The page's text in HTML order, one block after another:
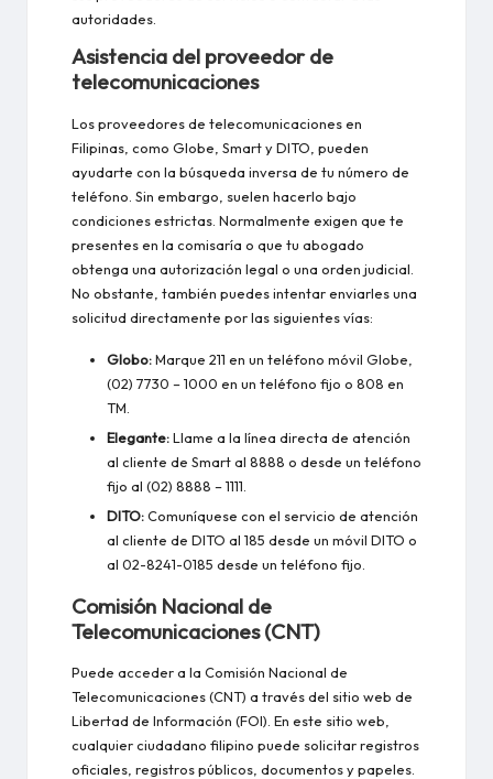
autoridades.
Asistencia del proveedor de
telecomunicaciones
Los proveedores de telecomunicaciones en
Filipinas, como Globe, Smart y DITO, pueden
ayudarte con la búsqueda inversa de tu número de
teléfono. Sin embargo, suelen hacerlo bajo
condiciones estrictas. Normalmente exigen que te
presentes en la comisaría o que tu abogado
obtenga una autorización legal o una orden judicial.
No obstante, también puedes intentar enviarles una
solicitud directamente por las siguientes vías:
Globo:Marque 211 en un teléfono móvil Globe,
(02) 7730 – 1000 en un teléfono fijo o 808 en
TM.
Elegante:Llame a la línea directa de atención
al cliente de Smart al 8888 o desde un teléfono
fijo al (02) 8888 – 1111.
DITO:Comuníquese con el servicio de atención
al cliente de DITO al 185 desde un móvil DITO o
al 02-8241-0185 desde un teléfono fijo.
Comisión Nacional de
Telecomunicaciones (CNT)
Puede acceder a la Comisión Nacional de
Telecomunicaciones (CNT) a través del sitio web de
Libertad de Información (FOI). En este sitio web,
cualquier ciudadano filipino puede solicitar registros
oficiales, registros públicos, documentos y papeles.